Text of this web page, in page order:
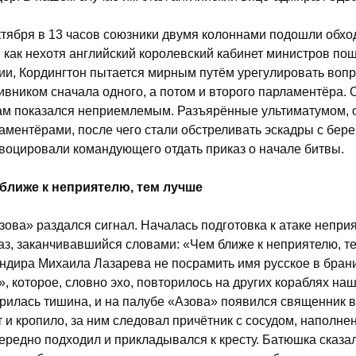
в 13 часов союзники двумя колоннами подошли
как нехотя английский королевский кабинет министров
Кордингтон пытается мирным путём урегулировать
сначала одного, а потом и второго
показался неприемлемым. Разъярённые ультиматумом,
после чего стали обстреливать эскадры с
командующего отдать приказ о начале битвы.
к неприятелю, тем лучше
раздался сигнал. Началась подготовка к атаке
заканчивавшийся словами: «Чем ближе к неприятелю,
Михаила Лазарева не посрамить имя русское в
которое, словно эхо, повторилось на других кораблях
тишина, и на палубе «Азова» появился священник
и кропило, за ним следовал причётник с сосудом,
подходил и прикладывался к кресту. Батюшка